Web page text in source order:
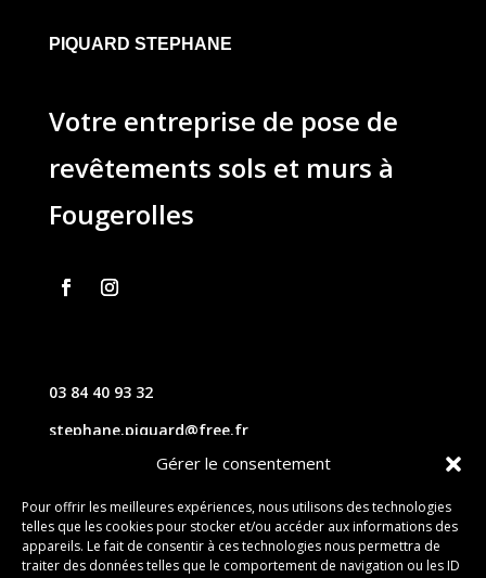
Gérer le consentement
Pour offrir les meilleures expériences, nous utilisons des technologies
telles que les cookies pour stocker et/ou accéder aux informations des
appareils. Le fait de consentir à ces technologies nous permettra de
traiter des données telles que le comportement de navigation ou les ID
PIQUARD STEPHANE
Votre entreprise de pose de
revêtements sols et murs à
Fougerolles
03 84 40 93 32
stephane.piquard@free.fr
61 les chavannes – 70220 FOUGEROLLES
Contact